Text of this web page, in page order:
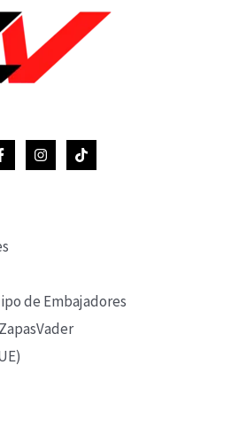
de Embajadores